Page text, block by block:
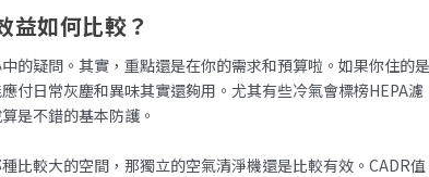
益如何比較？
的疑問。其實，重點還是在你的需求和預算啦。如果你住的
日常灰塵和異味其實還夠用。尤其有些冷氣會標榜HEPA濾
是不錯的基本防護。
比較大的空間，那獨立的空氣清淨機還是比較有效。CADR值